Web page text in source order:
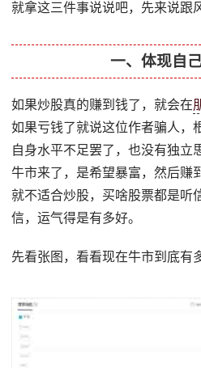
就拿这三件事说说吧，先来说跟
一、体现自
如果炒股真的赚到钱了，就会在
如果亏钱了就说这位作者骗人，
自身水平不足罢了，也没有独立
牛市来了，是希望暴富，然后赚
就不适合炒股，买啥股票都是听
信，运气得是有多好。
先看张图，看看现在牛市到底有